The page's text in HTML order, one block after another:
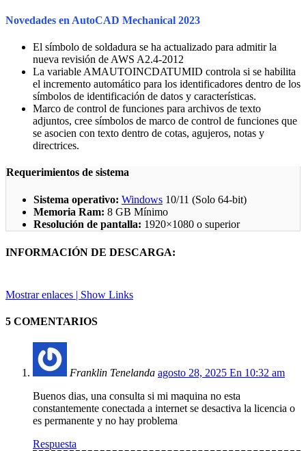
Novedades en AutoCAD Mechanical 2023
El símbolo de soldadura se ha actualizado para admitir la
nueva revisión de AWS A2.4-2012
La variable AMAUTOINCDATUMID controla si se habilita
el incremento automático para los identificadores dentro de los
símbolos de identificación de datos y características.
Marco de control de funciones para archivos de texto
adjuntos, cree símbolos de marco de control de funciones que
se asocien con texto dentro de cotas, agujeros, notas y
directrices.
Requerimientos de sistema
Sistema operativo: Windows 10/11 (Solo 64-bit)
Memoria Ram: 8 GB Mínimo
Resolución de pantalla: 1920×1080 o superior
INFORMACIÓN DE DESCARGA:
Mostrar enlaces | Show Links
5 COMENTARIOS
Franklin Tenelanda agosto 28, 2025 En 10:32 am
Buenos dias, una consulta si mi maquina no esta
constantemente conectada a internet se desactiva la licencia o
es permanente y no hay problema
Respuesta